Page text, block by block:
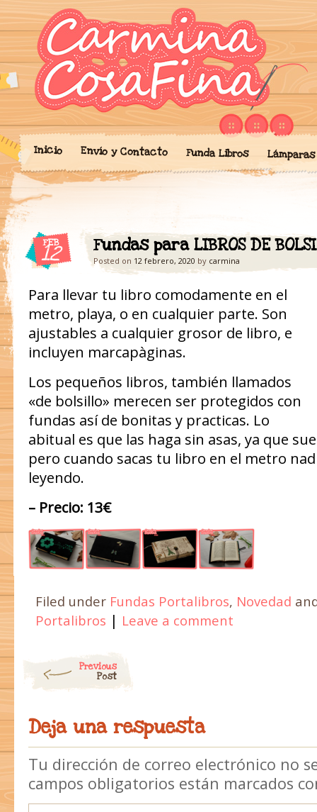
'Cosicas' de
Blog donde expongo mis
portalibros, mochilas,
cariño.
Inicio Envío y Contacto Funda Libros Lámparas
FEB
12 Fundas para LIBROS DE
Posted on 12 febrero, 2020 by carmina
Para llevar tu libro comodamente en el
metro, playa, o en cualquier parte. Son
ajustables a cualquier grosor de libro, e
incluyen marcapàginas.
Los pequeños libros, también llamados
«de bolsillo» merecen ser protegidos con
fundas así de bonitas y practicas. Lo
abitual es que las haga sin asas, ya que
pero cuando sacas tu libro en el metro
leyendo.
– Precio: 13€
Filed under Fundas Portalibros, Novedad
Portalibros | Leave a comment
Previous
Post
Deja una respuesta
Tu dirección de correo electrónico no
campos obligatorios están marcados